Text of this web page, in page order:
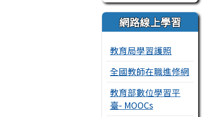
網路線上學習
教育局學習護照
全國教師在職進修網
教育部數位學習平
臺- MOOCs